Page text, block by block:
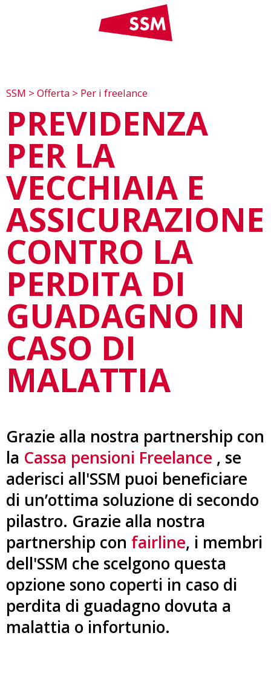
SSM > Offerta > Per i freelance
PREVIDENZA
PER LA
VECCHIAIA E
ASSICURAZIONE
CONTRO LA
PERDITA DI
GUADAGNO IN
CASO DI
MALATTIA
Grazie alla nostra partnership con
la Cassa pensioni Freelance , se
aderisci all'SSM puoi beneficiare
di un’ottima soluzione di secondo
pilastro. Grazie alla nostra
partnership con fairline, i membri
dell'SSM che scelgono questa
opzione sono coperti in caso di
perdita di guadagno dovuta a
malattia o infortunio.